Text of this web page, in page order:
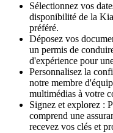
Sélectionnez vos
disponibilité de la
préféré.
Déposez vos
un permis de
d'expérience pour
Personnalisez la
notre membre
multimédias à votre
Signez et explorez :
comprend une
recevez vos clés et